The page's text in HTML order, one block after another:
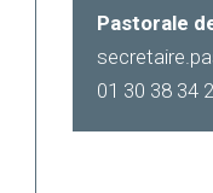
Pastorale
01 30 38 34